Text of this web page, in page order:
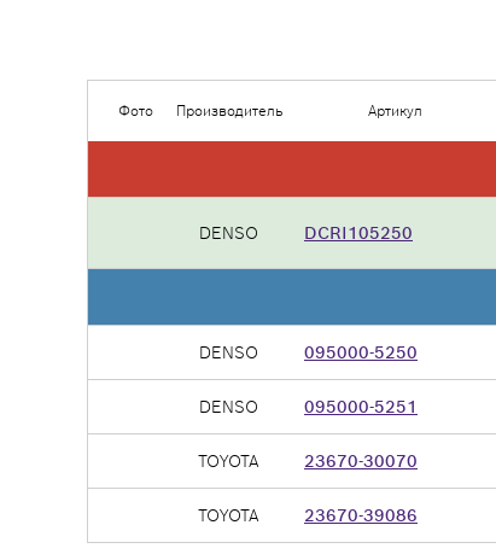
Фото Производитель Артикул
DENSO DCRI105250
DENSO 095000-5250
DENSO 095000-5251
TOYOTA 23670-30070
TOYOTA 23670-39086